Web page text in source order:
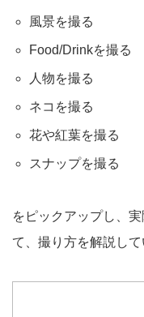
風景を撮る
Food/Drinkを撮る
人物を撮る
ネコを撮る
花や紅葉を撮る
スナップを撮る
をピックアップし、
て、撮り方を解説して